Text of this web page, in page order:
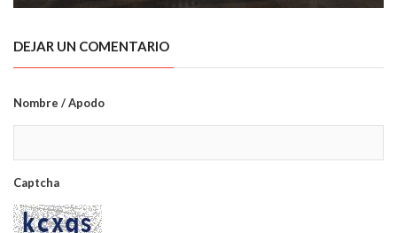
DEJAR UN COMENTARIO
Nombre / Apodo
Captcha